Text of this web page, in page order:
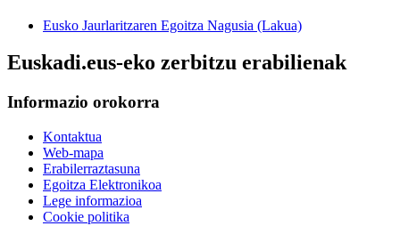
Eusko Jaurlaritzaren Egoitza Nagusia (Lakua)
Euskadi.eus-eko zerbitzu erabilienak
Informazio orokorra
Kontaktua
Web-mapa
Erabilerraztasuna
Egoitza Elektronikoa
Lege informazioa
Cookie politika